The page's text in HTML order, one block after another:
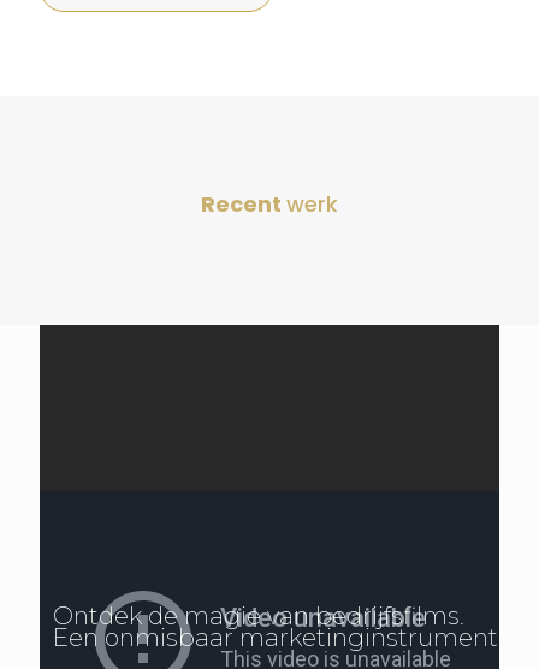
Recent werk
Ontdek de magie van bedrijfsfilms.
Een onmisbaar marketinginstrument